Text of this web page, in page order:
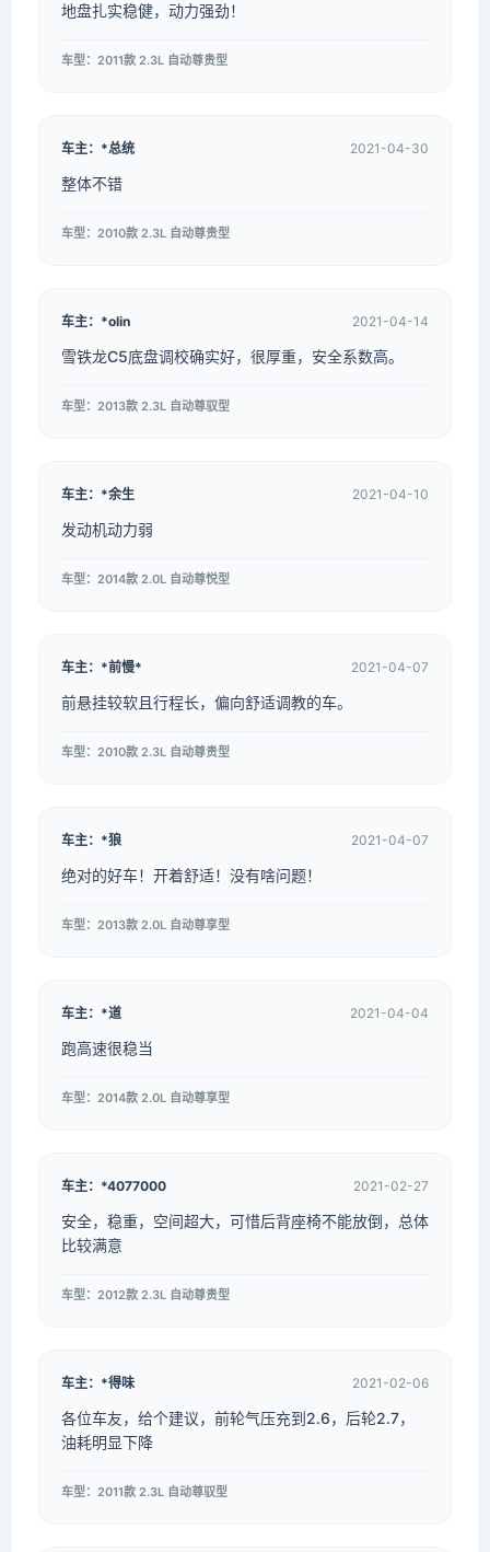
地盘扎实稳健，动力强劲！
车型：2011款 2.3L 自动尊贵型
车主：*总统 2021-04-30
整体不错
车型：2010款 2.3L 自动尊贵型
车主：*olin 2021-04-14
雪铁龙C5底盘调校确实好，很厚重，安全系数高。
车型：2013款 2.3L 自动尊驭型
车主：*余生 2021-04-10
发动机动力弱
车型：2014款 2.0L 自动尊悦型
车主：*前慢* 2021-04-07
前悬挂较软且行程长，偏向舒适调教的车。
车型：2010款 2.3L 自动尊贵型
车主：*狼 2021-04-07
绝对的好车！开着舒适！没有啥问题！
车型：2013款 2.0L 自动尊享型
车主：*道 2021-04-04
跑高速很稳当
车型：2014款 2.0L 自动尊享型
车主：*4077000 2021-02-27
安全，稳重，空间超大，可惜后背座椅不能放倒，总体
比较满意
车型：2012款 2.3L 自动尊贵型
车主：*得味 2021-02-06
各位车友，给个建议，前轮气压充到2.6，后轮2.7，
油耗明显下降
车型：2011款 2.3L 自动尊驭型